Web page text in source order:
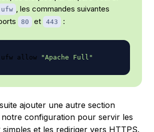
ufw , les commandes suivantes
80 et 443 :
ufw allow "Apache Full"
ajouter une autre section
notre configuration pour servir les
et les rediriger vers HTTPS.